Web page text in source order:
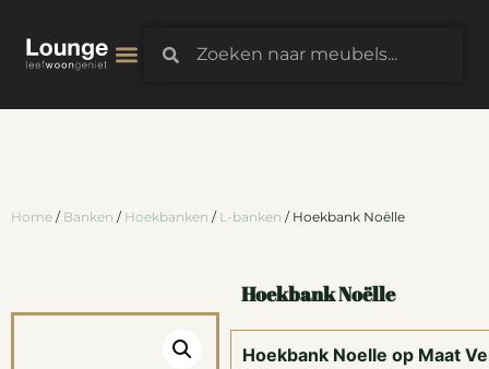
Home / Banken / Hoekbanken / L-banken / Hoekbank Noëlle
Hoekbank Noëlle
Hoekbank Noelle op Maat